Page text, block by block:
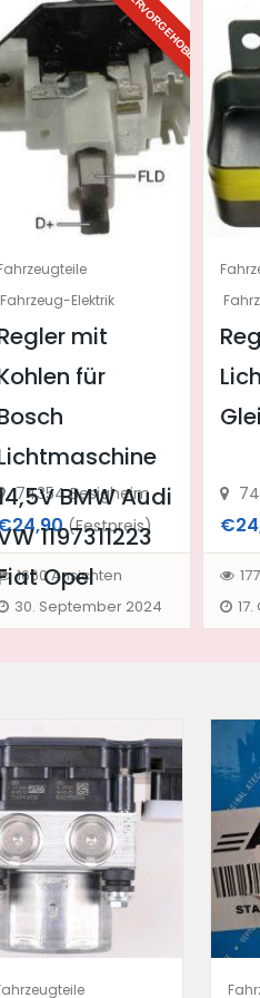
HERVORGEHOBEN
Fahrzeug-Elektrik
mit
für
BMW Audi
1197311223
Opel
74354 Besigheim
(Festpreis)
1660 Ansichten
30. September 2024